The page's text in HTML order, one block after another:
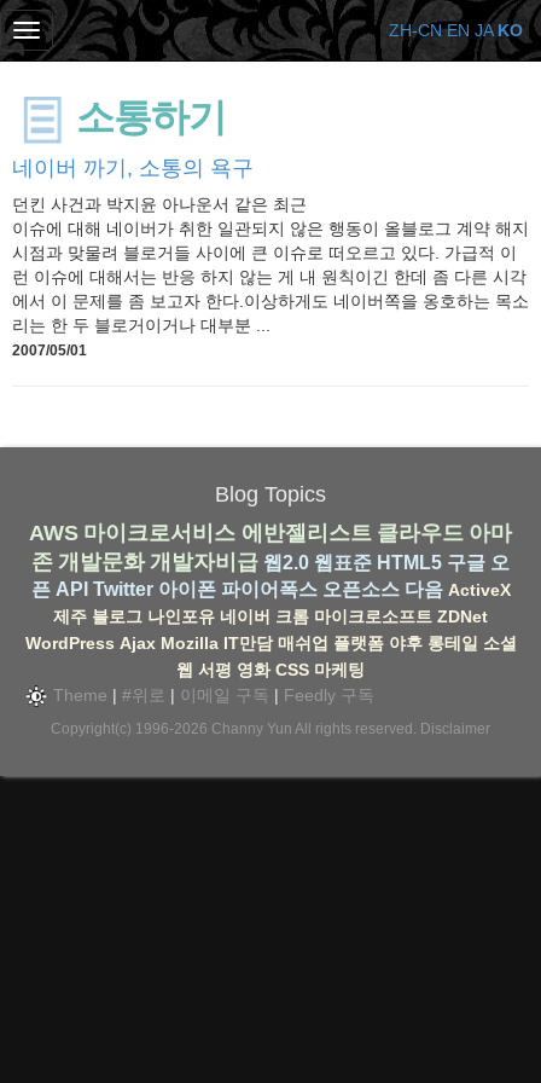
소통하기
네이버 까기, 소통의 욕구
던킨 사건과 박지윤 아나운서 같은 최근
이슈에 대해 네이버가 취한 일관되지 않은 행동이 올블로그 계약 해지
시점과 맞물려 블로거들 사이에 큰 이슈로 떠오르고 있다. 가급적 이
런 이슈에 대해서는 반응 하지 않는 게 내 원칙이긴 한데 좀 다른 시각
에서 이 문제를 좀 보고자 한다.이상하게도 네이버쪽을 옹호하는 목소
리는 한 두 블로거이거나 대부분 ...
2007/05/01
Blog Topics
AWS 마이크로서비스 에반젤리스트 클라우드 아마
존 개발문화 개발자비급 웹2.0 웹표준 HTML5 구글 오
픈 API Twitter 아이폰 파이어폭스 오픈소스 다음 ActiveX
제주 블로그 나인포유 네이버 크롬 마이크로소프트 ZDNet
WordPress Ajax Mozilla IT만담 매쉬업 플랫폼 야후 롱테일 소셜
웹 서평 영화 CSS 마케팅
Theme | #위로 | 이메일 구독 | Feedly 구독
Copyright(c) 1996-2026 Channy Yun All rights reserved. Disclaimer
ZH-CN EN JA KO